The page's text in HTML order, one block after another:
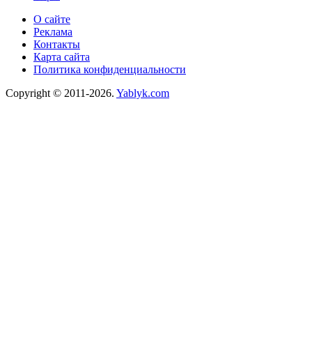
О сайте
Реклама
Контакты
Карта сайта
Политика конфиденциальности
Copyright © 2011-2026. Yablyk.сom